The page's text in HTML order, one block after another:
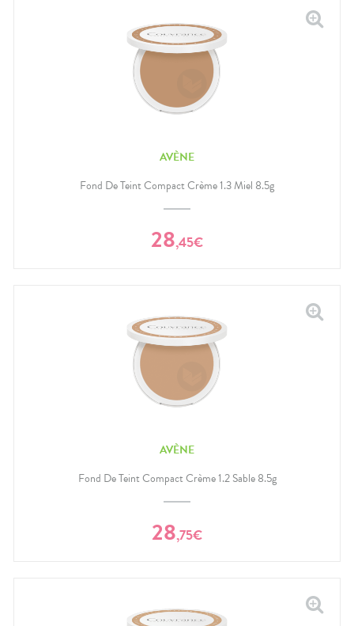
AVÈNE
Fond De Teint Compact Crème 1.3 Miel 8.5g
28,45€
AVÈNE
Fond De Teint Compact Crème 1.2 Sable 8.5g
28,75€